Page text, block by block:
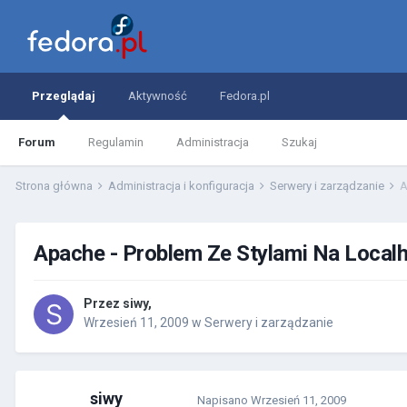
Przeglądaj
Forum Regulamin Administracja Szukaj
Aktywność Fedora.pl
Strona główna Administracja i konfiguracja Serwery i zarządzanie
Apache - Problem Ze Stylami Na
Przez siwy,
Wrzesień 11, 2009 w Serwery i zarządzanie
siwy Napisano Wrzesień 11, 2009